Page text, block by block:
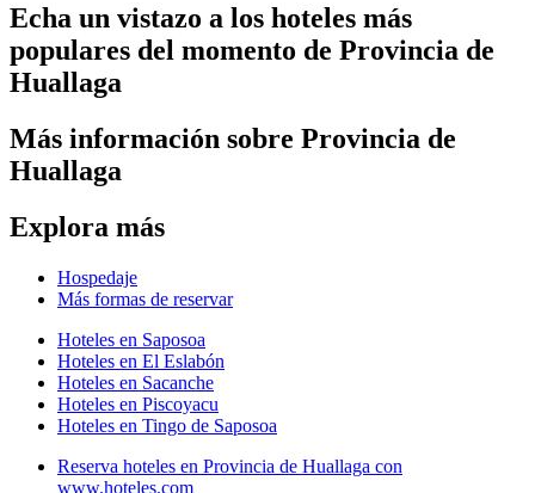
Echa un vistazo a los hoteles más
populares del momento de Provincia de
Huallaga
Más información sobre Provincia de
Huallaga
Explora más
Hospedaje
Más formas de reservar
Hoteles en Saposoa
Hoteles en El Eslabón
Hoteles en Sacanche
Hoteles en Piscoyacu
Hoteles en Tingo de Saposoa
Reserva hoteles en Provincia de Huallaga con
www.hoteles.com